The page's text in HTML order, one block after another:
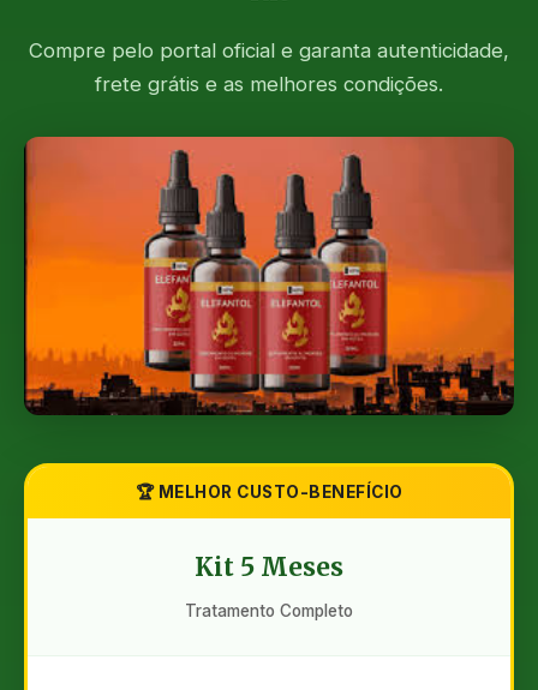
Compre pelo portal oficial e garanta autenticidade,
frete grátis e as melhores condições.
🏆 MELHOR CUSTO-BENEFÍCIO
Kit 5 Meses
Tratamento Completo